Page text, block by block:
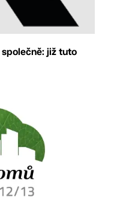
společně: již tuto